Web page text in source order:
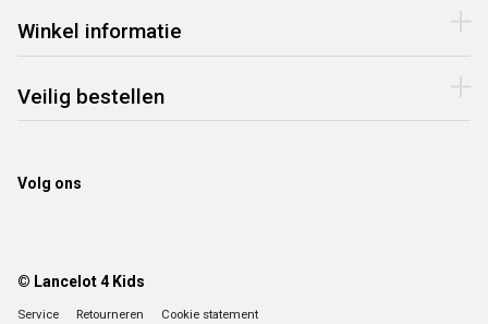
Winkel informatie
Veilig bestellen
Volg ons
© Lancelot 4 Kids
Service Retourneren Cookie statement